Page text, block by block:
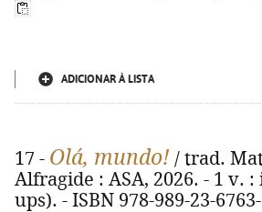
ADICIONAR À LISTA
17 - Olá, mundo! / trad.
Alfragide : ASA, 2026. - 1 v.
ups). - ISBN 978-989-23-